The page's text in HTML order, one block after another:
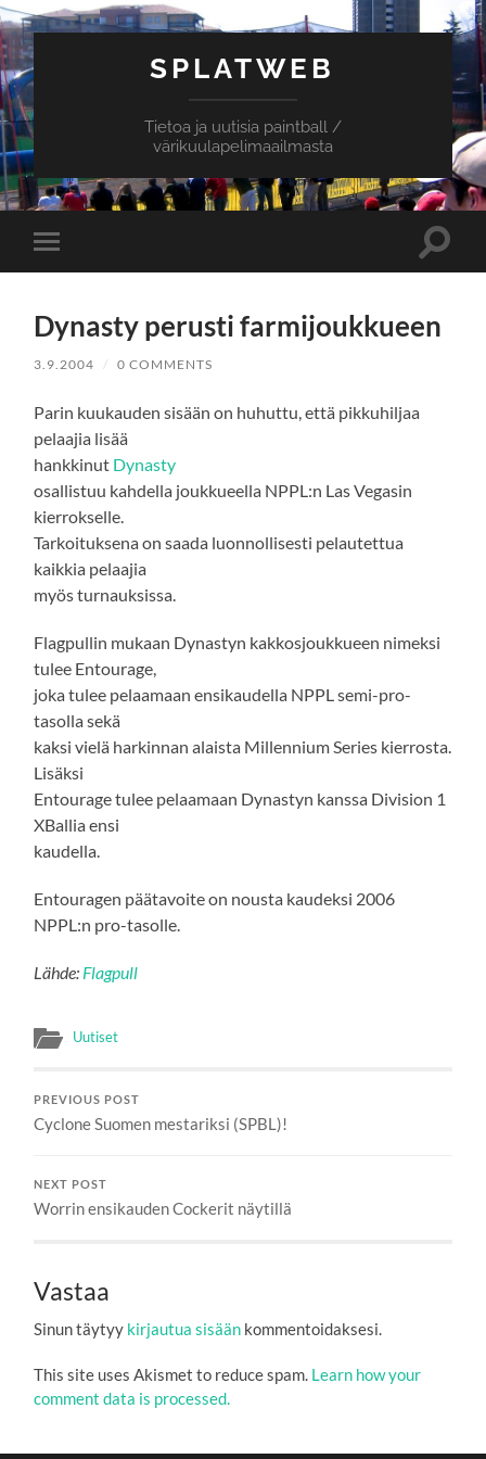
SPLATWEB
Tietoa ja uutisia paintball /
värikuulapelimaailmasta
Toggle
mobile
Toggle
Dynasty perusti farmijoukkueen
3.9.2004 / 0 COMMENTS
Parin kuukauden sisään on huhuttu, että pikkuhiljaa
pelaajia lisää
hankkinut Dynasty
osallistuu kahdella joukkueella NPPL:n Las Vegasin
kierrokselle.
Tarkoituksena on saada luonnollisesti pelautettua
kaikkia pelaajia
myös turnauksissa.
Flagpullin mukaan Dynastyn kakkosjoukkueen nimeksi
tulee Entourage,
joka tulee pelaamaan ensikaudella NPPL semi-pro-
tasolla sekä
kaksi vielä harkinnan alaista Millennium Series kierrosta.
Lisäksi
Entourage tulee pelaamaan Dynastyn kanssa Division 1
XBallia ensi
kaudella.
Entouragen päätavoite on nousta kaudeksi 2006
NPPL:n pro-tasolle.
Lähde: Flagpull
Uutiset
PREVIOUS POST
Cyclone Suomen mestariksi (SPBL)!
NEXT POST
Worrin ensikauden Cockerit näytillä
Vastaa
Sinun täytyy kirjautua sisään kommentoidaksesi.
This site uses Akismet to reduce spam. Learn how your
comment data is processed.